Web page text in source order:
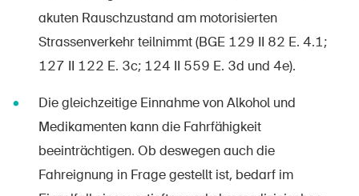
FR IT EN
Startseite
Newsletter abonnieren
akuten Rauschzustand am motorisierten
Strassenverkehr teilnimmt (BGE 129 II 82 E. 4.1;
127 II 122 E. 3c; 124 II 559 E. 3d und 4e).
Die gleichzeitige Einnahme von Alkohol und
Medikamenten kann die Fahrfähigkeit
beeinträchtigen. Ob deswegen auch die
Fahreignung in Frage gestellt ist, bedarf im